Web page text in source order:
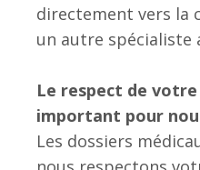
directement vers la
un autre spécialiste
Le respect de
important pour
Les dossiers